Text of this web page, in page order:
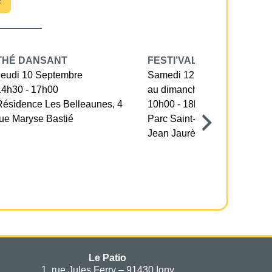
DANSANT
10 Septembre
- 17h00
Les Belleaunes, 4
Maryse Bastié
FESTI’VALLÉE
Samedi 12 Septembre
au dimanche 13 septembre
10h00 - 18h30
Parc Saint-Nicolas, avenue
Jean Jaurès
Le Patio